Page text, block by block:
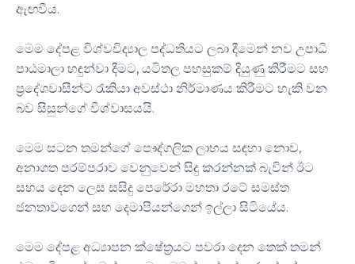
ඇඟවීය.
මෙම දේපළ විශ්වවිද්‍යාල පද්ධතියට ලබා දීමෙන් නව උපාධි
පාඨමාලා හඳුන්වා දීමට, යටිතල පහසුකම් දියුණු කිරීමට සහ
ප්‍රදේශවාසීන්ට රැකියා අවස්ථා නිර්මාණය කිරීමට හැකි වන
බව සිසුන්ගේ විශ්වාසයයි.
මෙම සටන තමන්ගේ පෞද්ගලික ලාභය සඳහා නොව,
අනාගත පරම්පරාව වෙනුවෙන් සිදු කරන්නක් බැවින් ඊට
සහය දෙන ලෙස සසිදු පෙරේරා මහතා රටේ සමස්ත
ජනතාවගෙන් සහ දෙමාපියන්ගෙන් ඉල්ලා සිටියේය.
මෙම දේපළ අධ්‍යාපන ක්ෂේත්‍රයට පවරා දෙන තෙක් තමන්